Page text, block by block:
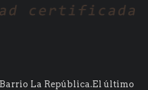
La República.El último